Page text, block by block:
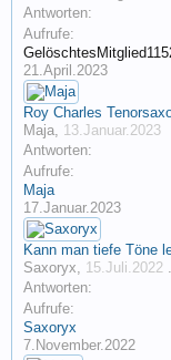
Antworten:
Aufrufe:
21.April.2023
Roy Charles
Maja, 13.Januar.2023
Antworten:
Aufrufe:
Maja
17.Januar.2023
Kann man tiefe Töne
Saxoryx, 15.Juli.2022
Antworten:
Aufrufe:
Saxoryx
7.November.2022